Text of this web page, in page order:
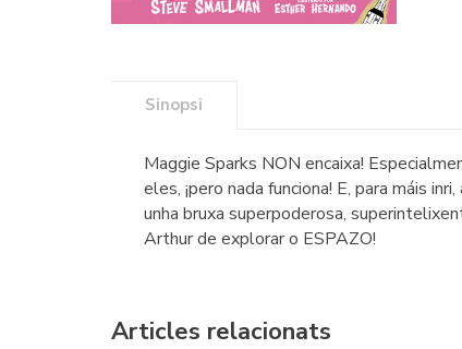
Sinopsi
Maggie Sparks NON encaixa!
eles, ¡pero nada funciona! E, para máis
unha bruxa superpoderosa,
Arthur de explorar o ESPAZO!
Articles relacionats